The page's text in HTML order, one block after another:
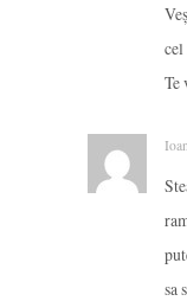
Te
sa